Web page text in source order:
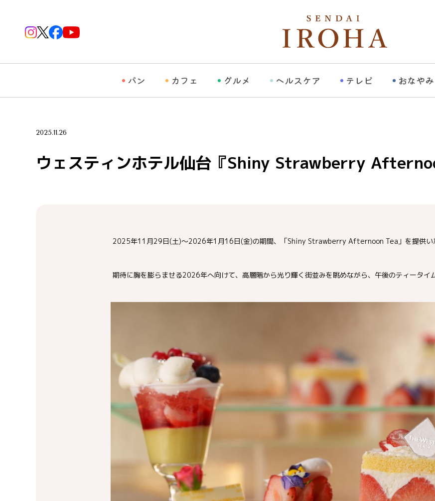
パン カフェ グルメ ヘルスケア テレビ おなやみ
2025.11.26
ウェスティンホテル仙台『Shiny Strawberry
2025年11月29日(土)～2026年1月16日(金)の期間、「Shiny Strawberry Afternoon Tea」を提供い
期待に胸を膨らませる2026年へ向けて、高層階から光り輝く街並みを眺めながら、午後のティータイ